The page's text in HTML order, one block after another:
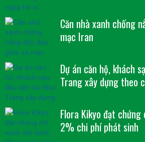
Căn nhà xanh chống
mạc Iran
Dự án căn hộ, khách
Trang xây dựng theo
Flora Kikyo đạt
2% chi phí phát sinh